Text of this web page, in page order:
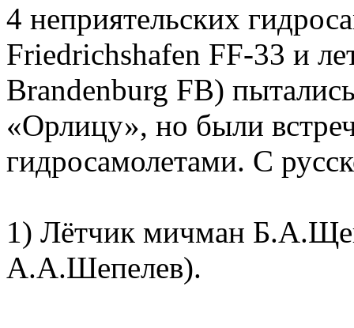
4 неприятельских
Friedrichshafen FF-33 и
Brandenburg FB)
«Орлицу», но были
гидросамолетами. С
1) Лётчик мичман
А.А.Шепелев).